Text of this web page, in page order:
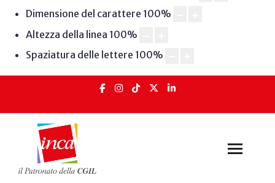
Dimensione del carattere 100%
Altezza della linea 100%
Spaziatura delle lettere 100%